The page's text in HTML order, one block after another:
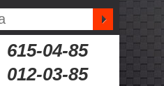
615-04-85
012-03-85